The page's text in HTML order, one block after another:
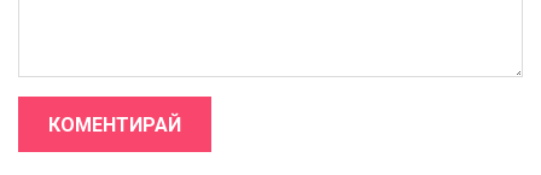
КОМЕНТИРАЙ